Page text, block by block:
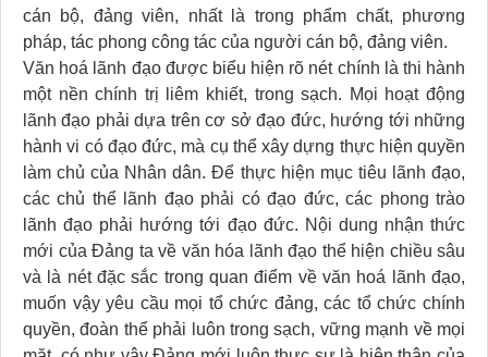
cán bộ, đảng viên, nhất là trong phẩm chất, phương
pháp, tác phong công tác của người cán bộ, đảng viên.
Văn hoá lãnh đạo được biểu hiện rõ nét chính là thi hành
một nền chính trị liêm khiết, trong sạch. Mọi hoạt động
lãnh đạo phải dựa trên cơ sở đạo đức, hướng tới những
hành vi có đạo đức, mà cụ thể xây dựng thực hiện quyền
làm chủ của Nhân dân. Để thực hiện mục tiêu lãnh đạo,
các chủ thể lãnh đạo phải có đạo đức, các phong trào
lãnh đạo phải hướng tới đạo đức. Nội dung nhận thức
mới của Đảng ta về văn hóa lãnh đạo thể hiện chiều sâu
và là nét đặc sắc trong quan điểm về văn hoá lãnh đạo,
muốn vậy yêu cầu mọi tổ chức đảng, các tổ chức chính
quyền, đoàn thể phải luôn trong sạch, vững mạnh về mọi